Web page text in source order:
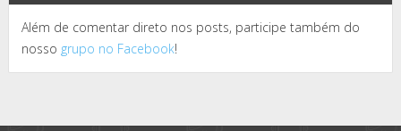
Além de comentar direto nos posts, participe também do
nosso grupo no Facebook!